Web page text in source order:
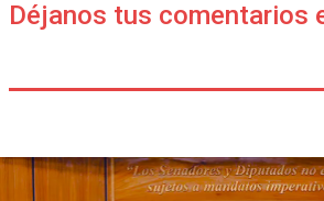
Déjanos tus comentarios